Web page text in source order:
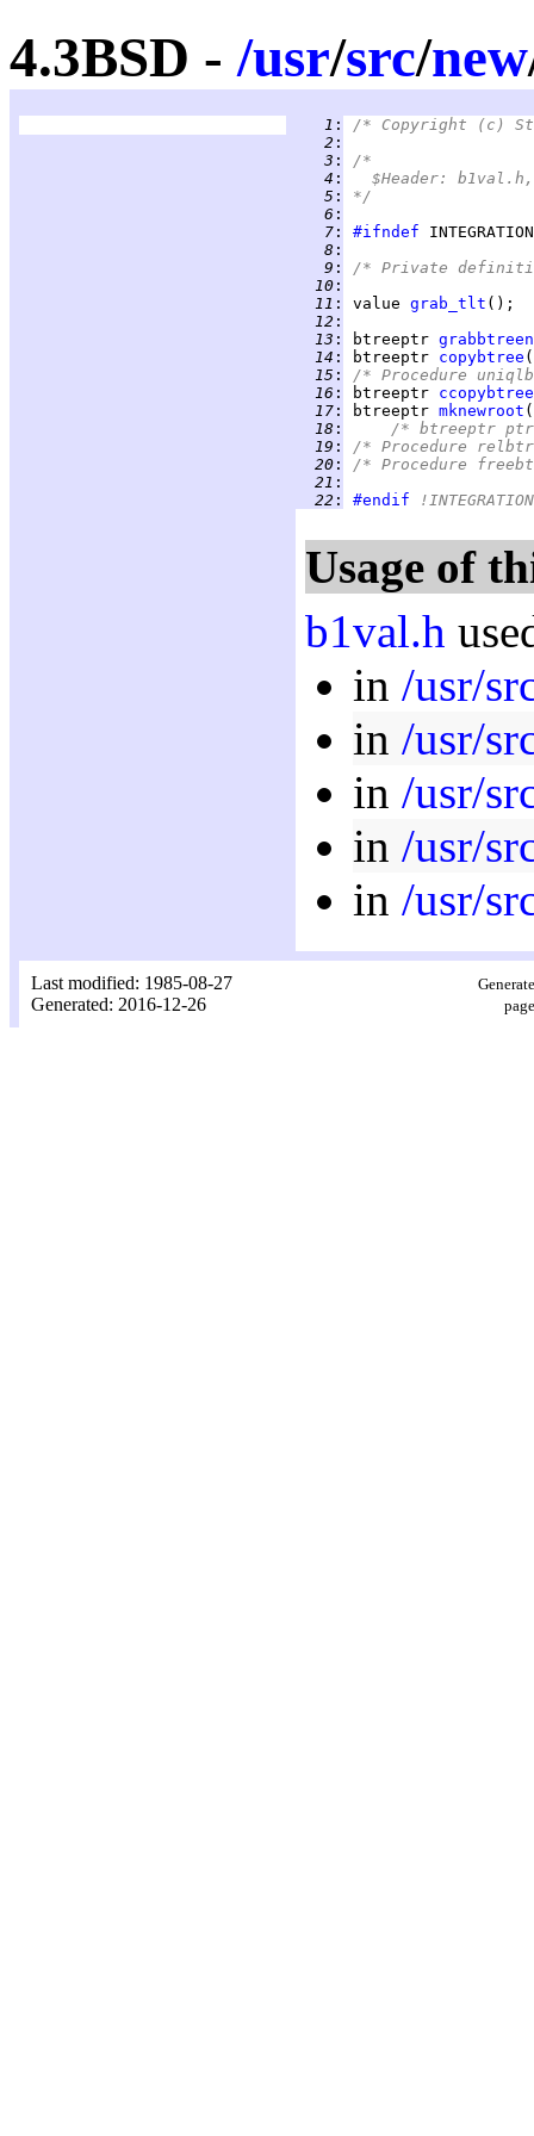
4.3BSD -/usr/src/new
   1
:
/* Copyright (c)
   2
:
   3
:
/*
   4
:
$Header:
   5
:
*/
   6
:
   7
:
#ifndef
   8
:
   9
:
/* Private
  10
:
  11
: value grab_tlt
  12
:
  13
: btreeptr
  14
: btreeptr copybtree
  15
:
/* Procedure
  16
: btreeptr
  17
: btreeptr mknewroot
  18
:
/* btreeptr
  19
:
/* Procedure
  20
:
/* Procedure
  21
:
  22
: #endif !INTEGRATION
Usage of
b1val.h
in /usr/
in /usr/
in /usr/
in /usr/
in /usr/
Last modified: 1985-08-27
Generated: 2016-12-26